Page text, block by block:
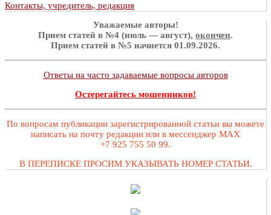
Контакты, учредитель, редакция
Уважаемые авторы!
Прием статей в №4 (июль — август), окончен.
Прием статей в №5 начнется 01.09.2026.
Ответы на часто задаваемые вопросы авторов
Остерегайтесь мошенников!
По вопросам публикации зарегистрированной статьи вы можете
написать на почту редакции или в мессенджер MAX
+7 925 755 50 99.
В ПЕРЕПИСКЕ ПРОСИМ УКАЗЫВАТЬ НОМЕР СТАТЬИ.